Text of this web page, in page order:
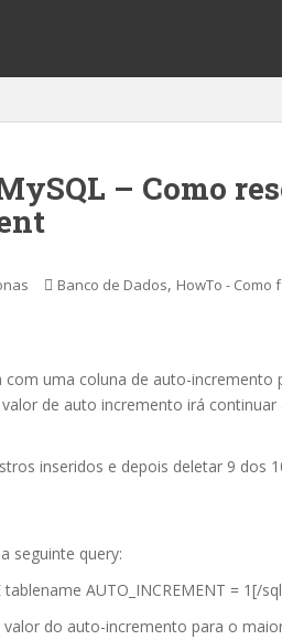
– Como
Banco de Dados, HowTo - Como
com uma coluna de auto-incremento
de auto incremento irá continuar
inseridos e depois deletar 9 dos
seguinte query:
tablename AUTO_INCREMENT = 1[/
do auto-incremento para o